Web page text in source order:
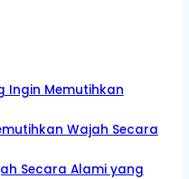
Ingin Memutihkan
Wajah Secara
Secara Alami yang